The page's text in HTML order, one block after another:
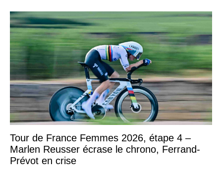
Tour de France Femmes 2026, étape 4 –
Marlen Reusser écrase le chrono, Ferrand-
Prévot en crise